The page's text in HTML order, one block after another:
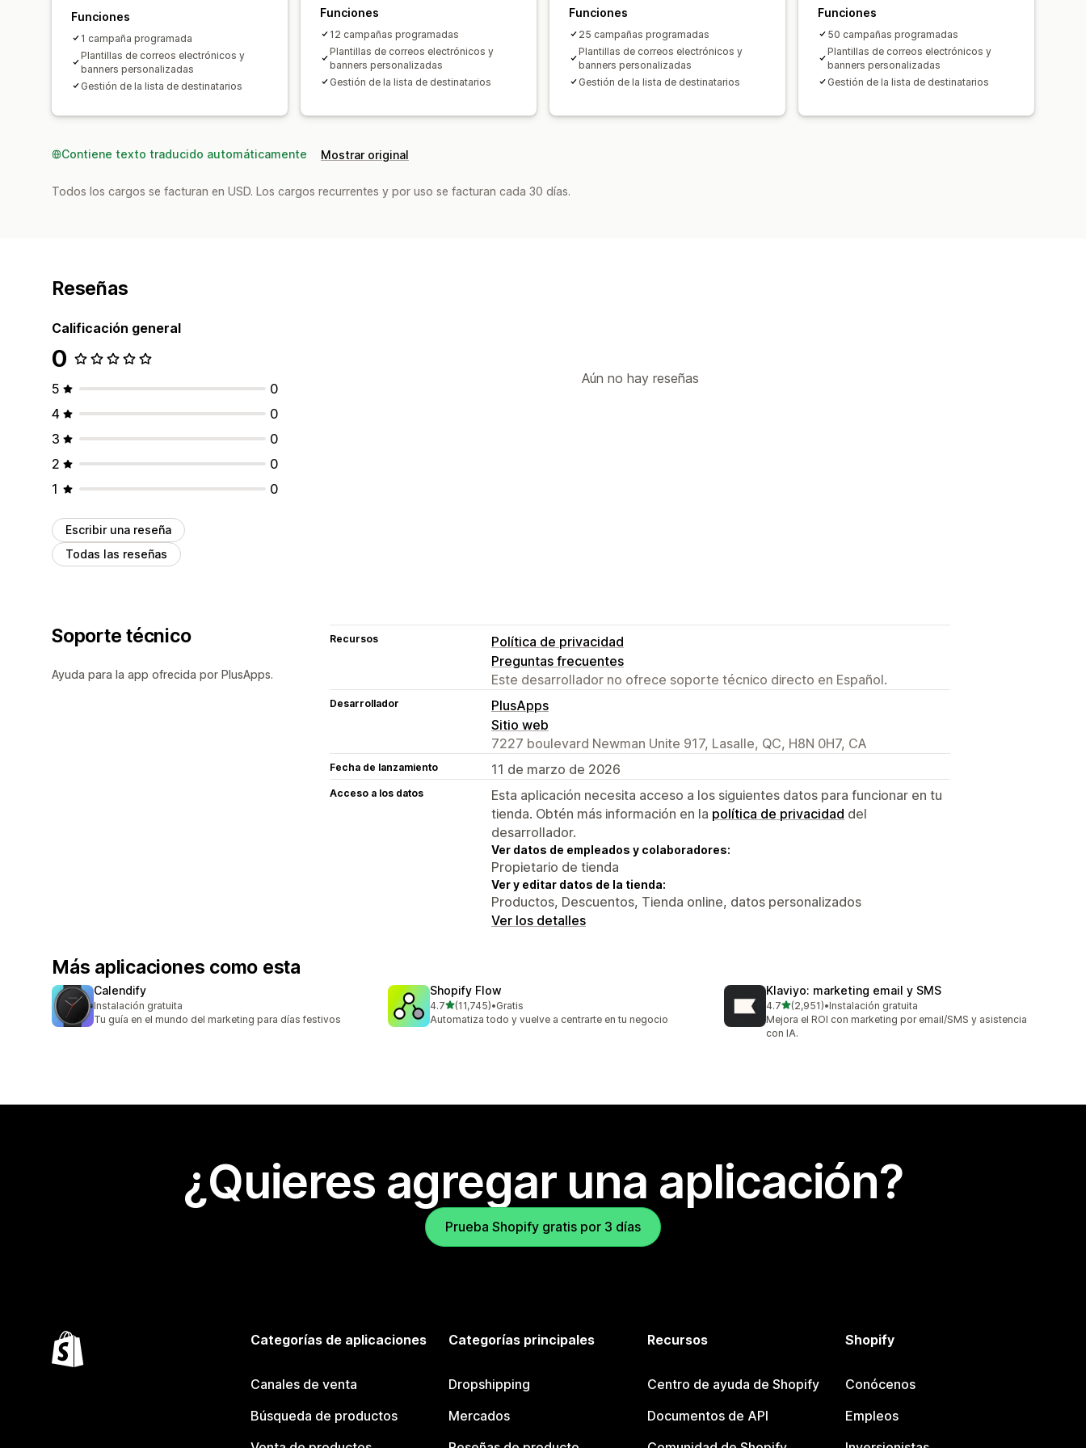
Funciones
1 campaña programada
Plantillas de correos electrónicos y
banners personalizadas
Gestión de la lista de destinatarios
Funciones
12 campañas programadas
Plantillas de correos electrónicos y
banners personalizadas
Gestión de la lista de destinatarios
Funciones
25 campañas programadas
Plantillas de correos electrónicos y
banners personalizadas
Gestión de la lista de destinatarios
Funciones
50 campañas programadas
Plantillas de correos electrónicos y
banners personalizadas
Gestión de la lista de destinatarios
Contiene texto traducido automáticamente Mostrar original
Todos los cargos se facturan en USD. Los cargos recurrentes y por uso se facturan cada 30 días.
Reseñas
Calificación general
0
5
0
4
0
3
0
2
0
1
0
Escribir una reseña
Todas las reseñas
Aún no hay reseñas
Soporte técnico
Ayuda para la app ofrecida por PlusApps.
Recursos
Política de privacidad
Preguntas frecuentes
Este desarrollador no ofrece soporte técnico directo en Español.
Desarrollador
PlusApps
Sitio web
7227 boulevard Newman Unite 917, Lasalle, QC, H8N 0H7, CA
Fecha de lanzamiento 11 de marzo de 2026
Acceso a los datos
Esta aplicación necesita acceso a los siguientes datos para funcionar en tu
tienda. Obtén más información en la política de privacidad del
desarrollador.
Ver datos de empleados y colaboradores:
Propietario de tienda
Ver y editar datos de la tienda:
Productos, Descuentos, Tienda online, datos personalizados
Ver los detalles
Más aplicaciones como esta
Calendify
Instalación gratuita
Tu guía en el mundo del marketing para días festivos
Shopify Flow
4.7de 5 estrellas
(11,745)
11745 reseñas en total
•Gratis
Automatiza todo y vuelve a centrarte en tu negocio
Klaviyo: marketing email y SMS
4.7de 5 estrellas
(2,951)
2951 reseñas en total
•Instalación gratuita
Mejora el ROI con marketing por email/SMS y asistencia
con IA.
¿Quieres agregar una aplicación?
Prueba Shopify gratis por 3 días
Categorías de aplicaciones
Canales de venta
Búsqueda de productos
Categorías principales
Dropshipping
Mercados
Recursos
Centro de ayuda de Shopify
Documentos de API
Shopify
Conócenos
Empleos